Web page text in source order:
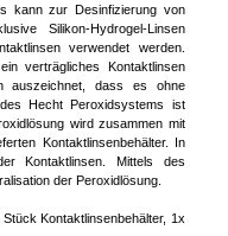
kann zur Desinfizierung von
Silikon-Hydrogel-Linsen
verwendet werden.
verträgliches Kontaktlinsen
auszeichnet, dass es ohne
Hecht Peroxidsystems ist
wird zusammen mit
Kontaktlinsenbehälter. In
Kontaktlinsen. Mittels des
der Peroxidlösung.
Kontaktlinsenbehälter, 1x